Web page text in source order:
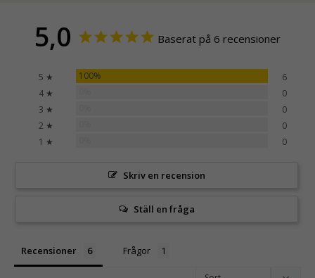
5,0 Baserat på 6 recensioner
5 ★ 100%
6
4 ★
0
3 ★
0
2 ★
0
1 ★
0
Skriv en recension
Ställ en fråga
Recensioner Frågor